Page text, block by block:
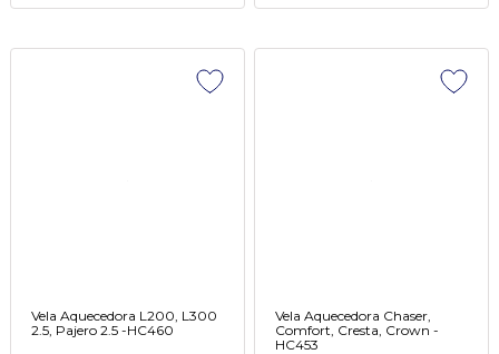
Vela Aquecedora L200, L300
2.5, Pajero 2.5 -HC460
Vela Aquecedora Chaser,
Comfort, Cresta, Crown -
HC453